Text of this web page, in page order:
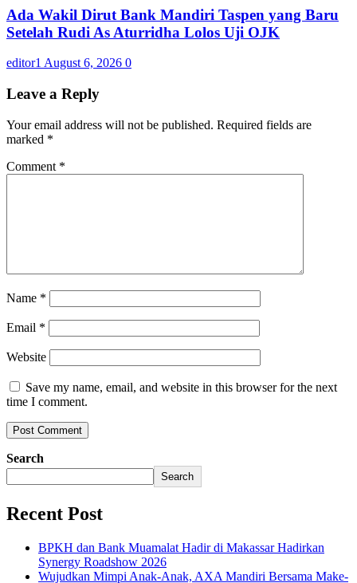
Ada Wakil Dirut Bank Mandiri Taspen yang Baru
Setelah Rudi As Aturridha Lolos Uji OJK
editor1 August 6, 2026 0
Leave a Reply
Your email address will not be published. Required fields are
marked *
Comment *
Name *
Email *
Website
Save my name, email, and website in this browser for the next
time I comment.
Search
Search
Recent Post
BPKH dan Bank Muamalat Hadir di Makassar Hadirkan
Synergy Roadshow 2026
Wujudkan Mimpi Anak-Anak, AXA Mandiri Bersama Make-